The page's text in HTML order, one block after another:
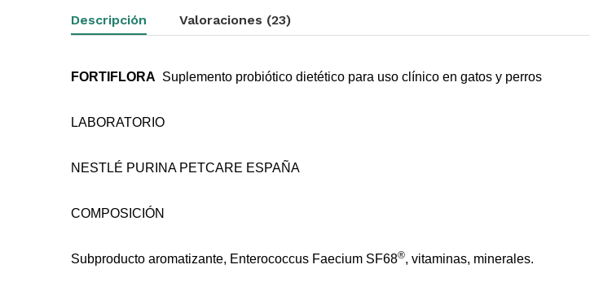
Descripción Valoraciones (23)
FORTIFLORA Suplemento probiótico dietético para uso clínico en gatos y perros
LABORATORIO
NESTLÉ PURINA PETCARE ESPAÑA
COMPOSICIÓN
Subproducto aromatizante, Enterococcus Faecium SF68®, vitaminas, minerales.